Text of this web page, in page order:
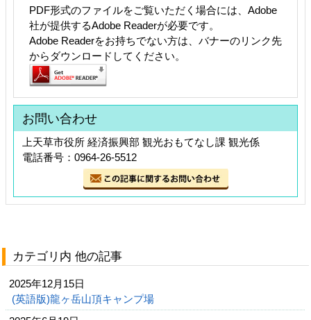
PDF形式のファイルをご覧いただく場合には、Adobe
社が提供するAdobe Readerが必要です。
Adobe Readerをお持ちでない方は、バナーのリンク先
からダウンロードしてください。
お問い合わせ
上天草市役所 経済振興部 観光おもてなし課 観光係
電話番号：0964-26-5512
カテゴリ内 他の記事
2025年12月15日
(英語版)龍ヶ岳山頂キャンプ場